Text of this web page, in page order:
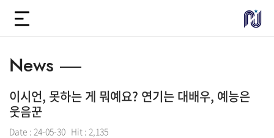
News
이시언, 못하는 게 뭐예요? 연기는 대배우, 예능은
웃음꾼
Date : 24-05-30 Hit : 2,135